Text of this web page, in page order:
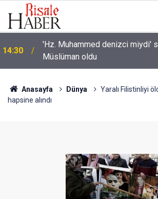
13:40
Bilim insanlarından hafıza keşfi:
getirilebilir mi?
Anasayfa Dünya
Yaralı Filistinliyi
hapsine alındı